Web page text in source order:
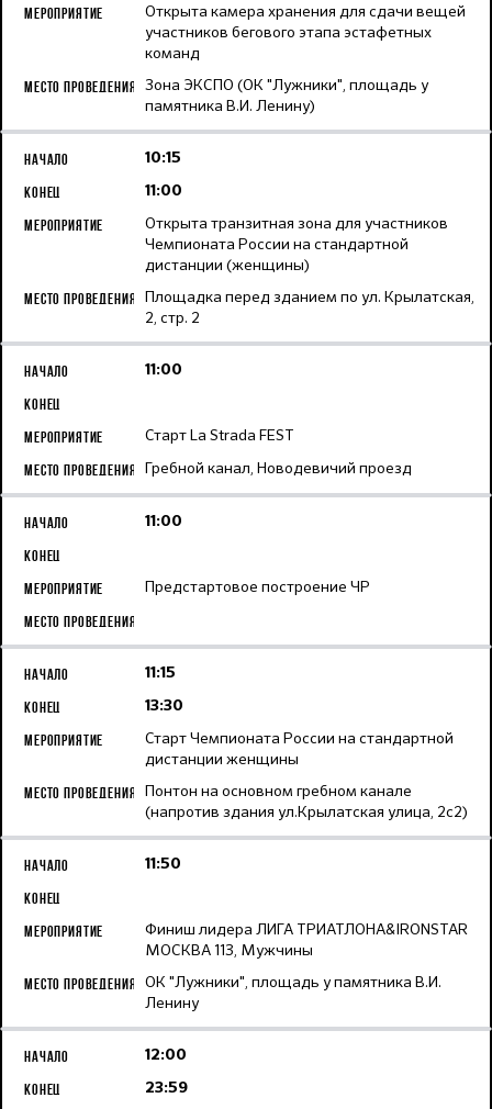
Открыта камера хранения для сдачи вещей
участников бегового этапа эстафетных
команд
Зона ЭКСПО (ОК "Лужники", площадь у
памятника В.И. Ленину)
10:15
11:00
Открыта транзитная зона для участников
Чемпионата России на стандартной
дистанции (женщины)
Площадка перед зданием по ул. Крылатская,
2, стр. 2
11:00
Старт La Strada FEST
Гребной канал, Новодевичий проезд
11:00
Предстартовое построение ЧР
11:15
13:30
Старт Чемпионата России на стандартной
дистанции женщины
Понтон на основном гребном канале
(напротив здания ул.Крылатская улица, 2с2)
11:50
Финиш лидера ЛИГА ТРИАТЛОНА&IRONSTAR
МОСКВА 113, Мужчины
ОК "Лужники", площадь у памятника В.И.
Ленину
12:00
23:59